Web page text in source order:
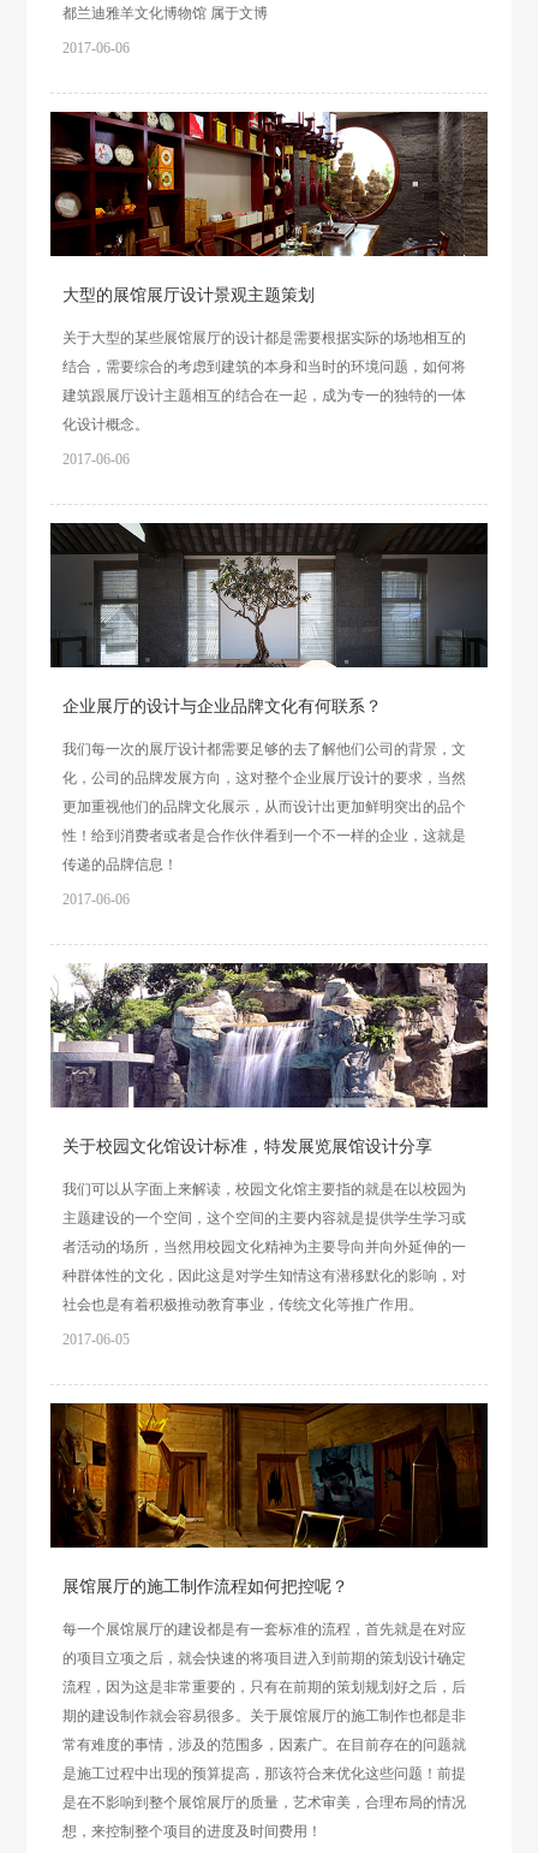
都兰迪雅羊文化博物馆 属于文博
2017-06-06
大型的展馆展厅设计景观主题策划
关于大型的某些展馆展厅的设计都是需要根据实际的场地相互的
结合，需要综合的考虑到建筑的本身和当时的环境问题，如何将
建筑跟展厅设计主题相互的结合在一起，成为专一的独特的一体
化设计概念。
2017-06-06
企业展厅的设计与企业品牌文化有何联系？
我们每一次的展厅设计都需要足够的去了解他们公司的背景，文
化，公司的品牌发展方向，这对整个企业展厅设计的要求，当然
更加重视他们的品牌文化展示，从而设计出更加鲜明突出的品个
性！给到消费者或者是合作伙伴看到一个不一样的企业，这就是
传递的品牌信息！
2017-06-06
关于校园文化馆设计标准，特发展览展馆设计分享
我们可以从字面上来解读，校园文化馆主要指的就是在以校园为
主题建设的一个空间，这个空间的主要内容就是提供学生学习或
者活动的场所，当然用校园文化精神为主要导向并向外延伸的一
种群体性的文化，因此这是对学生知情这有潜移默化的影响，对
社会也是有着积极推动教育事业，传统文化等推广作用。
2017-06-05
展馆展厅的施工制作流程如何把控呢？
每一个展馆展厅的建设都是有一套标准的流程，首先就是在对应
的项目立项之后，就会快速的将项目进入到前期的策划设计确定
流程，因为这是非常重要的，只有在前期的策划规划好之后，后
期的建设制作就会容易很多。关于展馆展厅的施工制作也都是非
常有难度的事情，涉及的范围多，因素广。在目前存在的问题就
是施工过程中出现的预算提高，那该符合来优化这些问题！前提
是在不影响到整个展馆展厅的质量，艺术审美，合理布局的情况
想，来控制整个项目的进度及时间费用！